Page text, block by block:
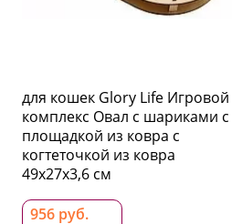
для кошек Glory Life Игровой
комплекс Овал с шариками с
площадкой из ковра c
когтеточкой из ковра
49х27х3,6 см
956 руб.